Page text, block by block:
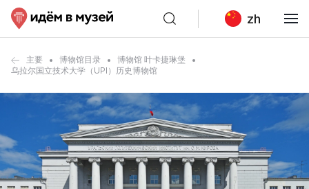
zh
主要 博物馆目录
博物馆 叶卡捷琳堡
乌拉尔国立技术大学（UPI）历史博物馆